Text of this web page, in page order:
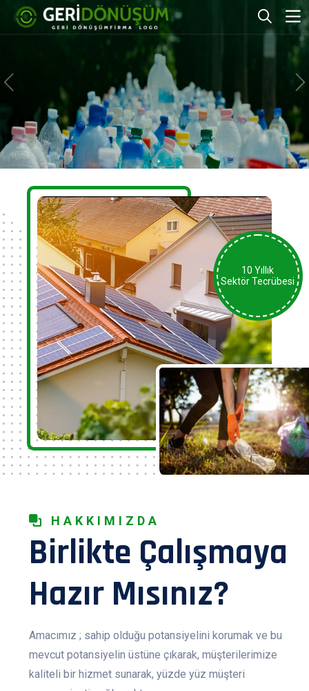
10 Yıllık
Sektör Tecrübesi
HAKKIMIZDA
Birlikte Çalışmaya
Hazır Mısınız?
Amacımız ; sahip olduğu potansiyelini korumak ve bu
mevcut potansiyelin üstüne çıkarak, müşterilerimize
kaliteli bir hizmet sunarak, yüzde yüz müşteri